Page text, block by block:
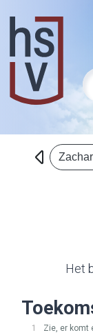
Het
1 Zie, er komt